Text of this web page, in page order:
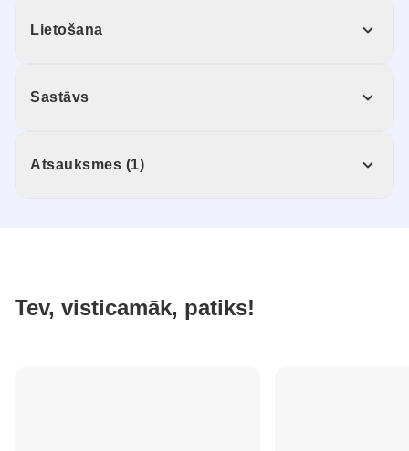
Lietošana
Sastāvs
Atsauksmes (1)
Tev, visticamāk, patiks!